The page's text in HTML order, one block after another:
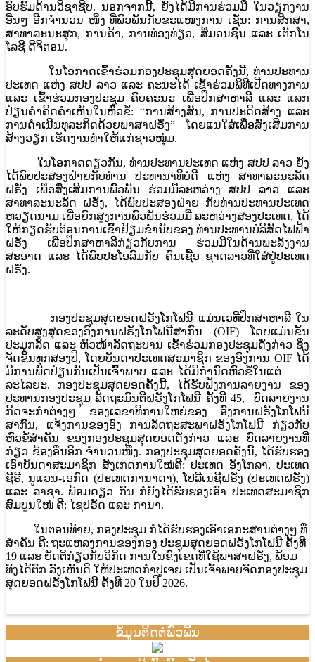
ອົບຮົມດ້ານວິຊາຊີບ. ນອກຈາກນີ້, ຍັງໄດ້ມີການຮ່ວມມື ໃນວຽກງານ
ອື່ນໆ ອີກຈໍານວນ ໜຶ່ງ ທີ່ພົວພັນກັບຂະແໜງການ ເຊັ່ນ: ການສຶກສາ,
ສາທາລະນະສຸກ, ການຄ້າ, ການທ່ອງທ່ຽວ, ສື່ມວນຊົນ ແລະ ເຕັກ​ໂນ​
ໂລ​ຊີ ດີ​ຈິ​ຕອນ.
ໃນໂອກາດເຂົ້າຮ່ວມກອງປະຊຸມສຸດຍອດຄັ້ງນີ້, ທ່ານປະທານ
ປະເທດ ແຫ່ງ ສປປ ລາວ ແລະ ຄະນະໄດ້ ເຂົ້້າຮ່ວມພິທີເປີດທາງການ
ແລະ ເຂົ້າຮ່ວມກອງປະຊຸມ ຄົບຄະນະ ເພື່ອປຶກສາຫາລື ແລະ ແລກ
ປ່ຽນຄໍາຄິດຄໍາເຫັນໃນຫົວຂໍ້: “ການສ້າງສັນ, ການປະ​ດິດສ້າງ ແລະ
ການດໍາເນີນທຸລະກິດດ້ວຍພາສາຝຣັ່ງ” ໂດຍແນໃສ່ເພື່ອສົ່ງເສີມການ
ສ້າງວຽກ ເຮັດງານທຳໃຫ້ແກ່ຊາວໝຸ່ມ.
ໃນໂອກາດດຽວກັນ, ທ່ານປະທານປະເທດ ແຫ່ງ ສປປ ລາວ ຍັງ
ໄດ້ພົບປະສອງຝ່າຍກັບທ່ານ ປະທານາທິບໍດີ ແຫ່ງ ສາທາລະນະລັດ
ຝຣັ່ງ ເພື່ອສົ່ງເສີມການພົວພັນ ຮ່ວມມືລະຫວ່າງ ສປປ ລາວ ແລະ
ສາທາລະນະລັດ ຝຣັ່ງ, ໄດ້ພົບປະສອງຝ່າຍ ກັບທ່ານປະທານປະເທດ
ຫວຽດນາມ ເພື່ອຍົກສູງການພົວພັນຮ່ວມມື ລະຫວ່າງສອງປະເທດ, ໄດ້
ໃຫ້ກຽດຮັບຕ້ອນການເຂົ້້າຢ້ຽມຂໍ່ານັບຂອງ ທ່ານປະທານບໍລິສັດໄຟຟ້າ
ຝຣັ່ງ ເພື່ອປຶກສາຫາລືກ່ຽວກັບການ ຮ່ວມມືໃນດ້ານພະລັງງານ
ສະອາດ ແລະ ໄດ້ພົບປະໂອລົມກັບ ຄົນເຊື້ອ ຊາດລາວທີ່ໃສ່ຢູ່ປະເທດ
ຝຣັ່ງ.
ກອງປະຊຸມສຸດຍອດຝຣັງໂກໂຟນີ ແມ່ນເວທີປຶກສາຫາລື ໃນ
ລະດັບສູງສຸດຂອງອົງການຝຣັງໂກໂຟນີສາກົນ (OIF) ໂດຍແມ່ນຂັ້ນ
ປະມຸກລັດ ແລະ ຫົວໜ້າລັດຖະບານ ເຂົ້້າຮ່ວມກອງປະຊຸມດັ່ງກ່າວ ຊຶ່ງ
ຈັດຂຶ້ນທຸກສອງປີ, ໂດຍບັນດາປະເທດສະມາຊິກ ຂອງອົງການ OIF ໄດ້
ມີການພັດປ່ຽນກັນເປັນເຈົ້້າພາບ ແລະ ໄດ້ມີກຳນົດຫົວຂໍ້ໃນແຕ່
ລະໄລຍະ. ກອງປະຊຸມສຸດຍອດຄັ້ງນີ້, ໄດ້ຮັບຟັງການລາຍງານ ຂອງ
ປະທານກອງປະຊຸມ ລັດຖະມົນຕີຝຣັງໂກໂຟນີ ຄັ້ງທີ 45, ບົດລາຍງານ
ກິດຈະກຳຕ່າງໆ ຂອງເລຂາທິການໃຫຍ່ຂອງ ອົງການຝຣັງໂກໂຟນີ
ສາກົົນ, ແຈ້ງການຂອງອົງ ການລັດຖະສະພາຝຣັງໂກໂຟນີ ກ່ຽວກັບ
ຫົວຂໍ້ສຳຄັນ ຂອງກອງປະຊຸມສຸດຍອດດັ່ງກ່າວ ແລະ ບົດລາຍງານທີ່
ກ່ຽວ ຂ້ອງອື່ນອີກ ຈຳນວນໜຶ່ງ. ກອງປະຊຸມສຸດຍອດຄັ້ງນີ້, ໄດ້ຮັບຮອງ
ເອົາບັນດາສະມາຊິກ ສັງເກດການໃໝ່ຄື: ປະເທດ ອັງໂກລາ, ປະເທດ
ຊີຣີ, ນູແວນ-ເອກົດ (ປະເທດການາດາ), ໂປລີເນຊີຝຣັ່ງ (ປະເທດຝຣັ່ງ)
ແລະ ລາຊາ. ພ້ອມດຽວ ກັນ ກໍຍັງໄດ້ຮັບຮອງເອົາ ປະເທດສະມາຊິກ
ສົມບູນໃໝ່ ຄື: ໄຊປຣັດ ແລະ ການາ.
ໃນຕອນທ້າຍ, ກອງປະຊຸມ ກໍໄດ້ຮັບຮອງເອົາເອກະສານຕ່າງໆ ທີ່
ສຳຄັນ ຄື: ຖະແຫລງການຂອງກອງ ປະຊຸມສຸດຍອດຝຣັງໂກໂຟນີ ຄັ້ງທີ
19 ແລະ ຍັດຕິກ່ຽວກັບວິກິດ ການໃນຂົງເຂດທີ່ໃຊ້ພາສາຝຣັ່ງ, ພ້ອມ
ທັງໄດ້ຕົກ ລົງເຫັນດີ ໃຫ້ປະເທດກຳປູເຈຍ ເປັນເຈົ້້າພາບຈັດກອງປະຊຸມ
ສຸດຍອດຝຣັງໂກໂຟນີ ຄັ້ງທີ 20 ໃນປີ 2026.
ຂໍ້ມູນຕິດຕໍ່ພົວພັນ